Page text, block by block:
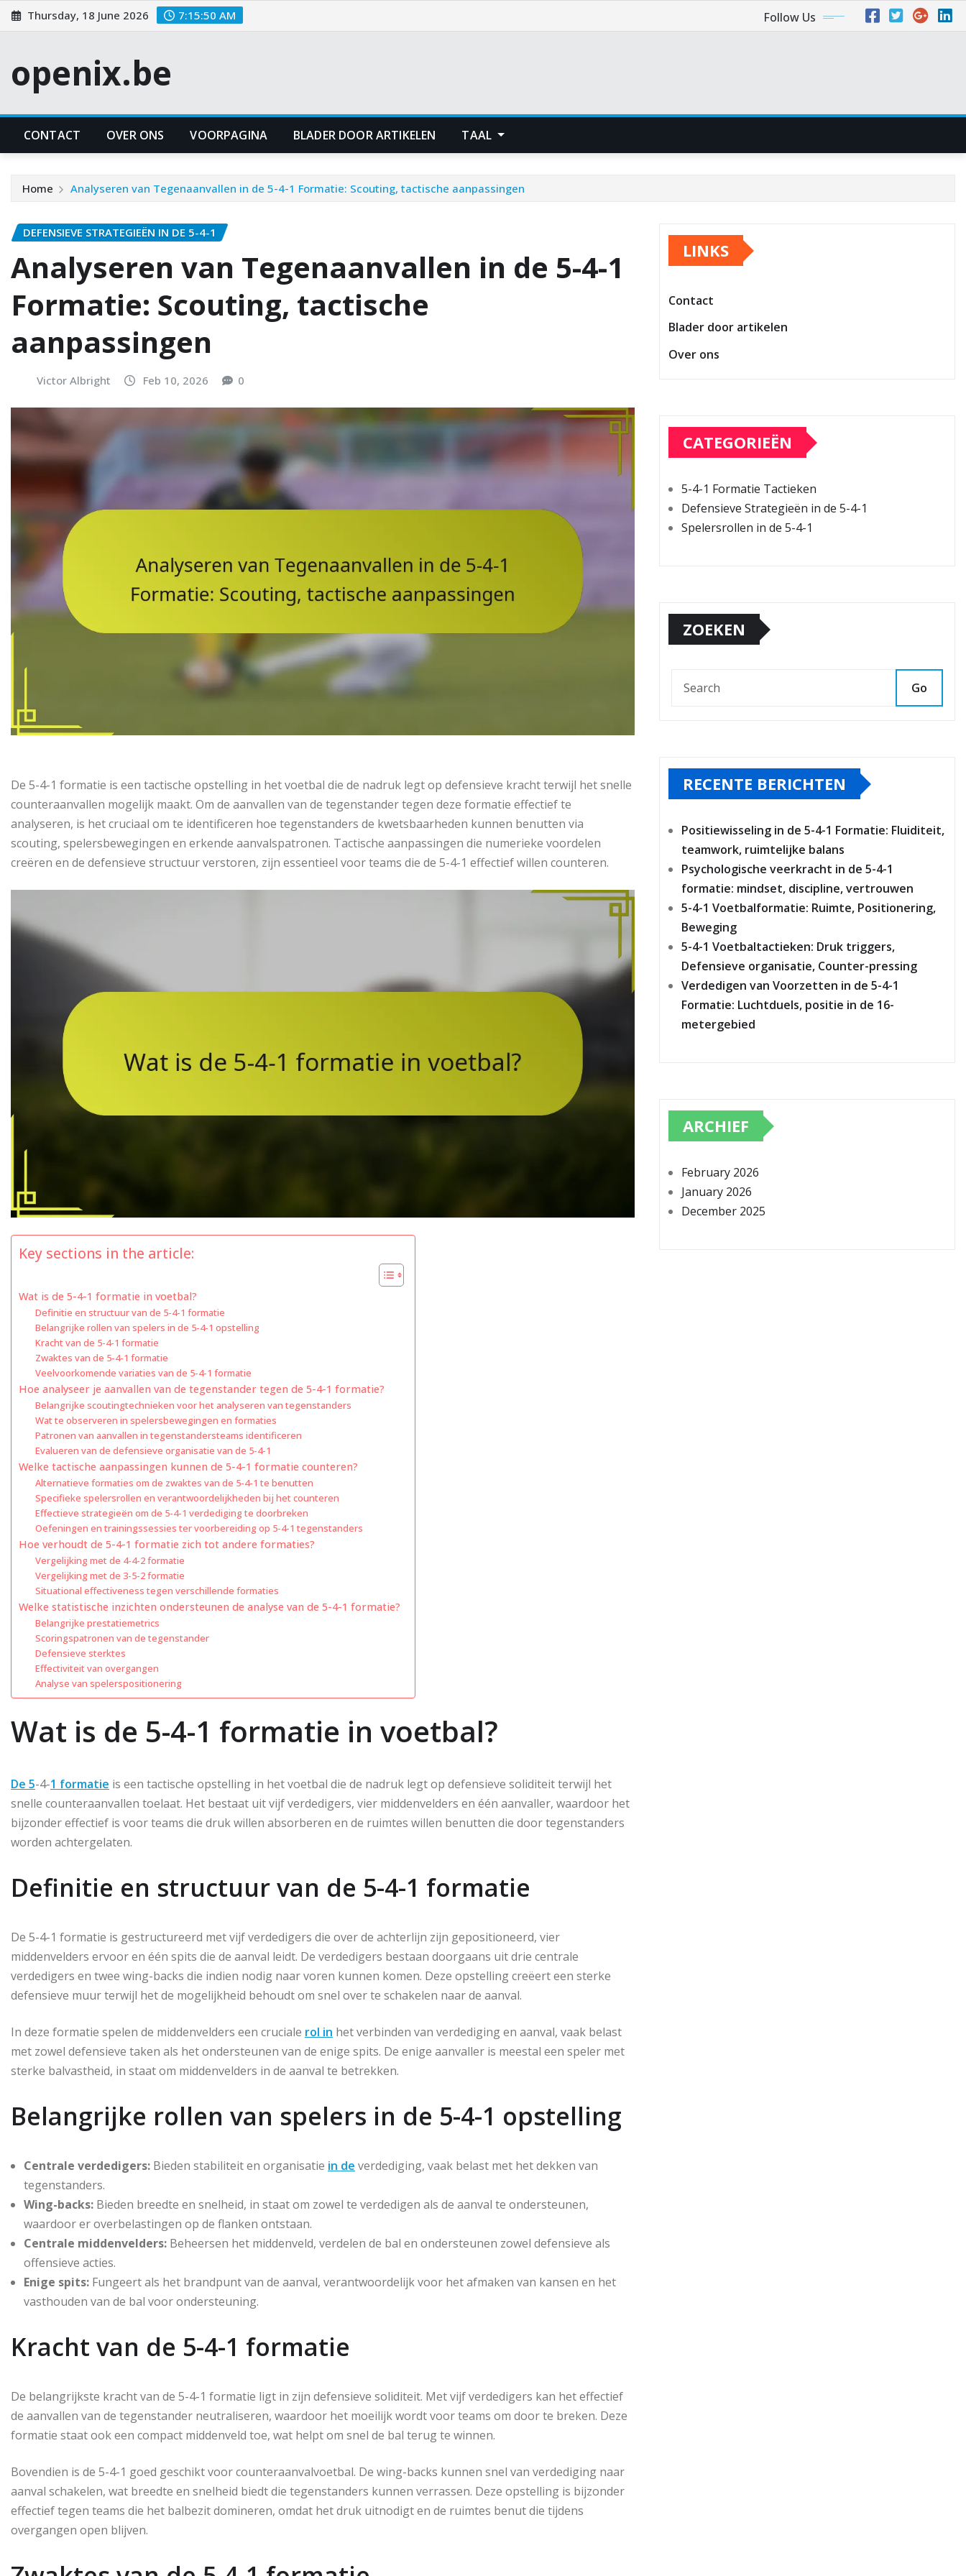
Skip
to
Thursday, 18 June 2026 7:15:51 AM Follow Us
openix.be
CONTACT OVER ONS VOORPAGINA BLADER DOOR ARTIKELEN TAAL
Home Analyseren van Tegenaanvallen in de 5-4-1 Formatie: Scouting, tactische aanpassingen
DEFENSIEVE STRATEGIEËN IN DE 5-4-1
Analyseren van Tegenaanvallen in de 5-4-1
Formatie: Scouting, tactische
aanpassingen
Victor Albright Feb 10, 2026 0
De 5-4-1 formatie is een tactische opstelling in het voetbal die de nadruk legt op defensieve kracht terwijl het snelle
counteraanvallen mogelijk maakt. Om de aanvallen van de tegenstander tegen deze formatie effectief te
analyseren, is het cruciaal om te identificeren hoe tegenstanders de kwetsbaarheden kunnen benutten via
scouting, spelersbewegingen en erkende aanvalspatronen. Tactische aanpassingen die numerieke voordelen
creëren en de defensieve structuur verstoren, zijn essentieel voor teams die de 5-4-1 effectief willen counteren.
Key sections in the article:
Wat is de 5-4-1 formatie in voetbal?
Definitie en structuur van de 5-4-1 formatie
Belangrijke rollen van spelers in de 5-4-1 opstelling
Kracht van de 5-4-1 formatie
Zwaktes van de 5-4-1 formatie
Veelvoorkomende variaties van de 5-4-1 formatie
Hoe analyseer je aanvallen van de tegenstander tegen de 5-4-1 formatie?
Belangrijke scoutingtechnieken voor het analyseren van tegenstanders
Wat te observeren in spelersbewegingen en formaties
Patronen van aanvallen in tegenstandersteams identificeren
Evalueren van de defensieve organisatie van de 5-4-1
Welke tactische aanpassingen kunnen de 5-4-1 formatie counteren?
Alternatieve formaties om de zwaktes van de 5-4-1 te benutten
Specifieke spelersrollen en verantwoordelijkheden bij het counteren
Effectieve strategieën om de 5-4-1 verdediging te doorbreken
Oefeningen en trainingssessies ter voorbereiding op 5-4-1 tegenstanders
Hoe verhoudt de 5-4-1 formatie zich tot andere formaties?
Vergelijking met de 4-4-2 formatie
Vergelijking met de 3-5-2 formatie
Situational effectiveness tegen verschillende formaties
Welke statistische inzichten ondersteunen de analyse van de 5-4-1 formatie?
Belangrijke prestatiemetrics
Scoringspatronen van de tegenstander
Defensieve sterktes
Effectiviteit van overgangen
Analyse van spelerspositionering
Wat is de 5-4-1 formatie in voetbal?
De 5-4-1 formatie is een tactische opstelling in het voetbal die de nadruk legt op defensieve soliditeit terwijl het
snelle counteraanvallen toelaat. Het bestaat uit vijf verdedigers, vier middenvelders en één aanvaller, waardoor het
bijzonder effectief is voor teams die druk willen absorberen en de ruimtes willen benutten die door tegenstanders
worden achtergelaten.
Definitie en structuur van de 5-4-1 formatie
De 5-4-1 formatie is gestructureerd met vijf verdedigers die over de achterlijn zijn gepositioneerd, vier
middenvelders ervoor en één spits die de aanval leidt. De verdedigers bestaan doorgaans uit drie centrale
verdedigers en twee wing-backs die indien nodig naar voren kunnen komen. Deze opstelling creëert een sterke
defensieve muur terwijl het de mogelijkheid behoudt om snel over te schakelen naar de aanval.
In deze formatie spelen de middenvelders een cruciale rol in het verbinden van verdediging en aanval, vaak belast
met zowel defensieve taken als het ondersteunen van de enige spits. De enige aanvaller is meestal een speler met
sterke balvastheid, in staat om middenvelders in de aanval te betrekken.
Belangrijke rollen van spelers in de 5-4-1 opstelling
Centrale verdedigers: Bieden stabiliteit en organisatie in de verdediging, vaak belast met het dekken van
tegenstanders.
Wing-backs: Bieden breedte en snelheid, in staat om zowel te verdedigen als de aanval te ondersteunen,
waardoor er overbelastingen op de flanken ontstaan.
Centrale middenvelders: Beheersen het middenveld, verdelen de bal en ondersteunen zowel defensieve als
offensieve acties.
Enige spits: Fungeert als het brandpunt van de aanval, verantwoordelijk voor het afmaken van kansen en het
vasthouden van de bal voor ondersteuning.
Kracht van de 5-4-1 formatie
De belangrijkste kracht van de 5-4-1 formatie ligt in zijn defensieve soliditeit. Met vijf verdedigers kan het effectief
de aanvallen van de tegenstander neutraliseren, waardoor het moeilijk wordt voor teams om door te breken. Deze
formatie staat ook een compact middenveld toe, wat helpt om snel de bal terug te winnen.
Bovendien is de 5-4-1 goed geschikt voor counteraanvalvoetbal. De wing-backs kunnen snel van verdediging naar
aanval schakelen, wat breedte en snelheid biedt die tegenstanders kunnen verrassen. Deze opstelling is bijzonder
effectief tegen teams die het balbezit domineren, omdat het druk uitnodigt en de ruimtes benut die tijdens
overgangen open blijven.
LINKS
Contact
Blader door artikelen
Over ons
CATEGORIEËN
5-4-1 Formatie Tactieken
Defensieve Strategieën in de 5-4-1
Spelersrollen in de 5-4-1
ZOEKEN
Go
RECENTE BERICHTEN
Positiewisseling in de 5-4-1 Formatie: Fluiditeit,
teamwork, ruimtelijke balans
Psychologische veerkracht in de 5-4-1
formatie: mindset, discipline, vertrouwen
5-4-1 Voetbalformatie: Ruimte, Positionering,
Beweging
5-4-1 Voetbaltactieken: Druk triggers,
Defensieve organisatie, Counter-pressing
Verdedigen van Voorzetten in de 5-4-1
Formatie: Luchtduels, positie in de 16-
metergebied
ARCHIEF
February 2026
January 2026
December 2025